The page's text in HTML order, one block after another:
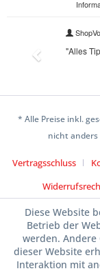
* Alle Preise inkl.
nicht
Vertragsschluss
Diese Website
Betrieb der
werden. Andere
dieser Website
Interaktion mit